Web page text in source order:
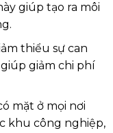
giúp tạo ra môi
thiểu sự can
giảm chi phí
mặt ở mọi nơi
khu công nghiệp,